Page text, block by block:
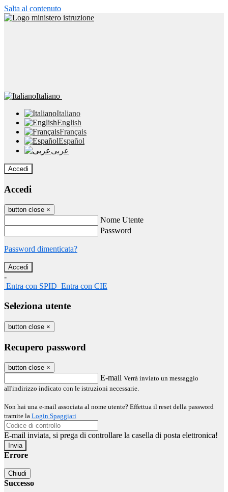
Salta al contenuto
Italiano
Italiano
English
Français
Español
عربى
Accedi
Accedi
button close ×
Nome Utente
Password
Password dimenticata?
-
Entra con SPID Entra con CIE
Seleziona utente
button close ×
Recupero password
button close ×
E-mail Verrà inviato un messaggio
all'indirizzo indicato con le istruzioni necessarie.
Non hai una e-mail associata al nome utente? Effettua il reset della password
tramite la Login Spaggiari
E-mail inviata, si prega di controllare la casella di posta elettronica!
Errore
Chiudi
Successo